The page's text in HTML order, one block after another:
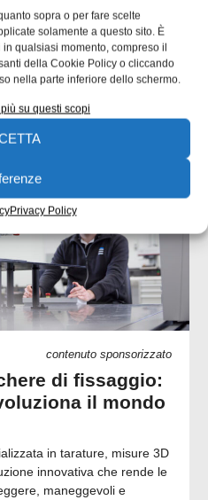
sopra o per fare scelte
solamente a questo sito. È
qualsiasi momento, compreso il
della Cookie Policy o cliccando
nella parte inferiore dello schermo.
su questi scopi
Privacy Policy
e coordinatore di
delle non
CONTENUTI SPONSORIZZATI
contenuto sponsorizzato
di fissaggio:
il mondo
in tarature, misure 3D
innovativa che rende le
maneggevoli e